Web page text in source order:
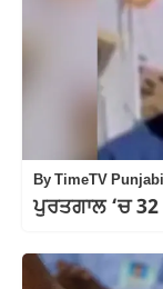
ByTimeTV
ਪੁਰਤਗਾਲ ‘ਚ 32